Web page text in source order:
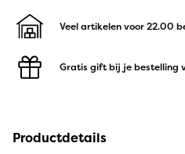
Veel artikelen voor 22.00
Gratis gift bij je bestelling
Productdetails